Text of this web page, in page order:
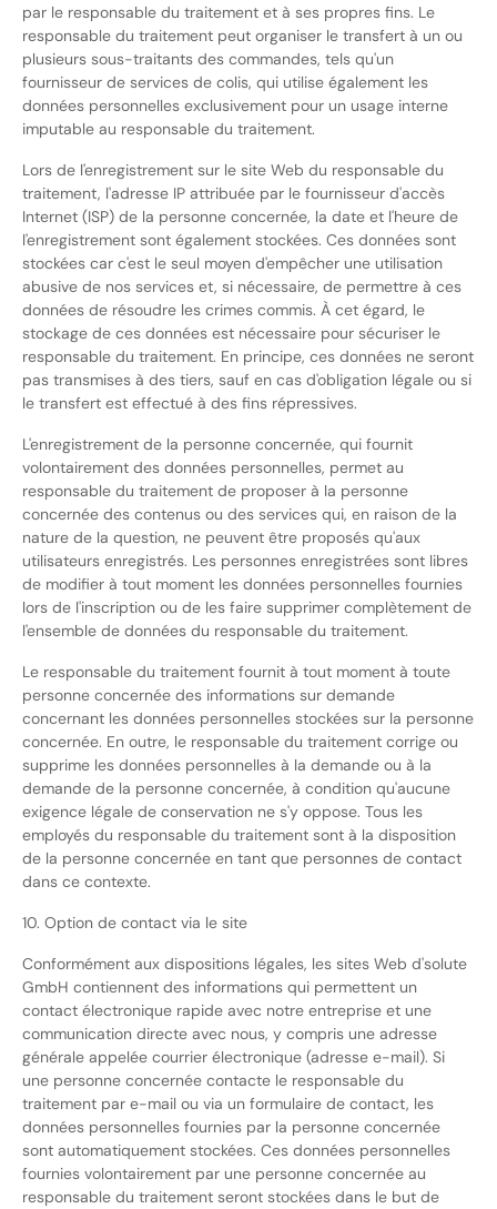
par le responsable du traitement et à ses propres fins. Le
responsable du traitement peut organiser le transfert à un ou
plusieurs sous-traitants des commandes, tels qu'un
fournisseur de services de colis, qui utilise également les
données personnelles exclusivement pour un usage interne
imputable au responsable du traitement.
Lors de l'enregistrement sur le site Web du responsable du
traitement, l'adresse IP attribuée par le fournisseur d'accès
Internet (ISP) de la personne concernée, la date et l'heure de
l'enregistrement sont également stockées. Ces données sont
stockées car c'est le seul moyen d'empêcher une utilisation
abusive de nos services et, si nécessaire, de permettre à ces
données de résoudre les crimes commis. À cet égard, le
stockage de ces données est nécessaire pour sécuriser le
responsable du traitement. En principe, ces données ne seront
pas transmises à des tiers, sauf en cas d'obligation légale ou si
le transfert est effectué à des fins répressives.
L'enregistrement de la personne concernée, qui fournit
volontairement des données personnelles, permet au
responsable du traitement de proposer à la personne
concernée des contenus ou des services qui, en raison de la
nature de la question, ne peuvent être proposés qu'aux
utilisateurs enregistrés. Les personnes enregistrées sont libres
de modifier à tout moment les données personnelles fournies
lors de l'inscription ou de les faire supprimer complètement de
l'ensemble de données du responsable du traitement.
Le responsable du traitement fournit à tout moment à toute
personne concernée des informations sur demande
concernant les données personnelles stockées sur la personne
concernée. En outre, le responsable du traitement corrige ou
supprime les données personnelles à la demande ou à la
demande de la personne concernée, à condition qu'aucune
exigence légale de conservation ne s'y oppose. Tous les
employés du responsable du traitement sont à la disposition
de la personne concernée en tant que personnes de contact
dans ce contexte.
10. Option de contact via le site
Conformément aux dispositions légales, les sites Web d'solute
GmbH contiennent des informations qui permettent un
contact électronique rapide avec notre entreprise et une
communication directe avec nous, y compris une adresse
générale appelée courrier électronique (adresse e-mail). Si
une personne concernée contacte le responsable du
traitement par e-mail ou via un formulaire de contact, les
données personnelles fournies par la personne concernée
sont automatiquement stockées. Ces données personnelles
fournies volontairement par une personne concernée au
responsable du traitement seront stockées dans le but de